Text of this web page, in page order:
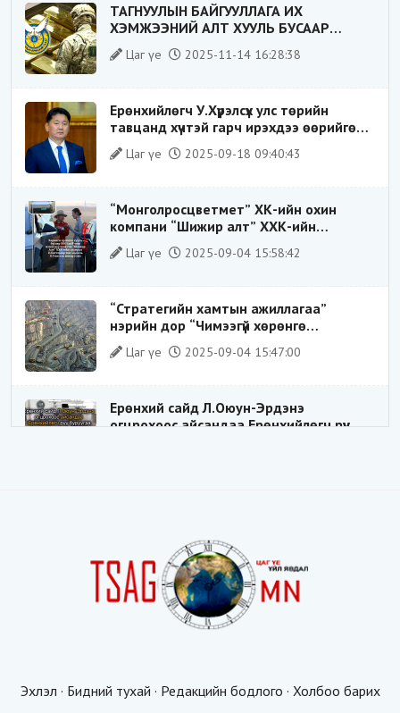
ТАГНУУЛЫН БАЙГУУЛЛАГА ИХ
ХЭМЖЭЭНИЙ АЛТ ХУУЛЬ БУСААР
ХИЛЭЭР ГАРГАХ ГЭЖ БАЙСАН
ҮЙЛДЛИЙГ ТАСЛАН ЗОГСООЛОО
Цаг үе 2025-11-14 16:28:38
Ерөнхийлөгч У.Хүрэлсүх улс төрийн
тавцанд хүчтэй гарч ирэхдээ өөрийгөө
шударга ёсны төлөө тэмцэгч, “хуучин
тогтолцооны хонгилыг нураагч” гэсэн
Цаг үе 2025-09-18 09:40:43
“Монголросцветмет” ХК-ийн охин
компани “Шижир алт” ХХК-ийн
Гүйцэтгэх захирлаар ажиллаж байсан
О.Баттөмөрт холбогдох хэрэг хаашаа
Цаг үе 2025-09-04 15:58:42
“Стратегийн хамтын ажиллагаа”
нэрийн дор “Чимээгүй хөрөнгө
хуримтлал”
Цаг үе 2025-09-04 15:47:00
Ерөнхий сайд Л.Оюун-Эрдэнэ
огцрохоос айсандаа Ерөнхийлөгч рүү
Видёо: ХУУЛЬ ЗӨРЧИН СОНГОГДСОН
ХУУЛЬ ТОГТООГЧ
Таван мянгын будаатай хуургаар
Эхлэл · Бидний тухай · Редакцийн бодлого · Холбоо барих